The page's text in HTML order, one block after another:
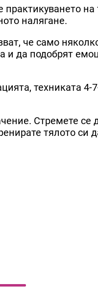
практикуването
налягане.
че само
и да подобрят
техниката
Стремете се
тялото си